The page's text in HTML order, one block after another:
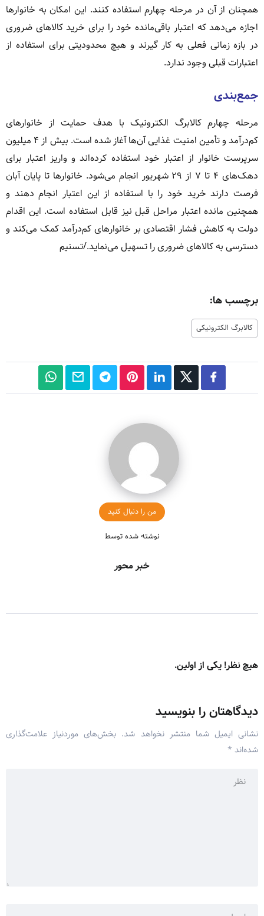
همچنان از آن در مرحله چهارم استفاده کنند. این امکان به خانوارها
اجازه می‌دهد که اعتبار باقی‌مانده خود را برای خرید کالاهای ضروری
در بازه زمانی فعلی به کار گیرند و هیچ محدودیتی برای استفاده از
اعتبارات قبلی وجود ندارد.
جمع‌بندی
مرحله چهارم کالابرگ الکترونیک با هدف حمایت از خانوارهای
کم‌درآمد و تأمین امنیت غذایی آن‌ها آغاز شده است. بیش از ۴ میلیون
سرپرست خانوار از اعتبار خود استفاده کرده‌اند و واریز اعتبار برای
دهک‌های ۴ تا ۷ از ۲۹ شهریور انجام می‌شود. خانوارها تا پایان آبان
فرصت دارند خرید خود را با استفاده از این اعتبار انجام دهند و
همچنین مانده اعتبار مراحل قبل نیز قابل استفاده است. این اقدام
دولت به کاهش فشار اقتصادی بر خانوارهای کم‌درآمد کمک می‌کند و
دسترسی به کالاهای ضروری را تسهیل می‌نماید./تسنیم
برچسب ها:
کالابرگ الکترونیکی
من را دنبال کنید
نوشته شده توسط
خبر محور
هیچ نظر! یکی از اولین.
دیدگاهتان را بنویسید
نشانی ایمیل شما منتشر نخواهد شد. بخش‌های موردنیاز علامت‌گذاری
شده‌اند *